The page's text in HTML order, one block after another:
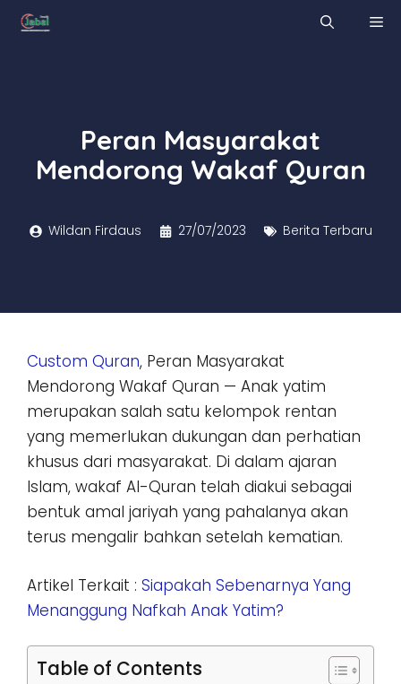
Skip
Peran Masyarakat
Mendorong Wakaf Quran
Wildan Firdaus 27/07/2023 Berita Terbaru
Custom Quran, Peran Masyarakat
Mendorong Wakaf Quran — Anak yatim
merupakan salah satu kelompok rentan
yang memerlukan dukungan dan perhatian
khusus dari masyarakat. Di dalam ajaran
Islam, wakaf Al-Quran telah diakui sebagai
bentuk amal jariyah yang pahalanya akan
terus mengalir bahkan setelah kematian.
Artikel Terkait : Siapakah Sebenarnya Yang
Menanggung Nafkah Anak Yatim?
Table of Contents